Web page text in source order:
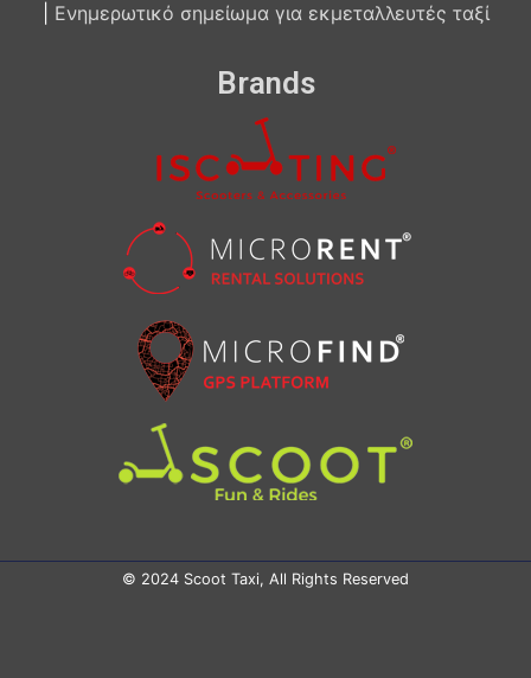
Ενημερωτικό σημείωμα για εκμεταλλευτές ταξί
Brands
© 2024 Scoot Taxi, All Rights Reserved